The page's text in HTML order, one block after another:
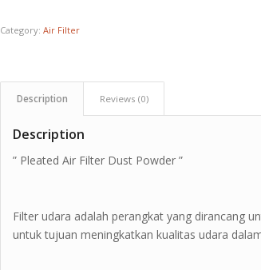
Category:Air Filter
Description Reviews (0)
Description
” Pleated Air Filter Dust Powder ”
Filter udara adalah perangkat yang dirancang
untuk tujuan meningkatkan kualitas udara